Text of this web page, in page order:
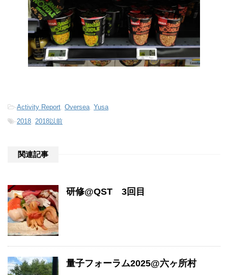
-Activity Report Oversea Yusa
-2018 2018以前
関連記事
研修@QST 3回目
量子フォーラム2025@六ヶ所村